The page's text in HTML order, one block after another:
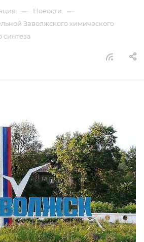
— Новости —
Заволжского химического
синтеза